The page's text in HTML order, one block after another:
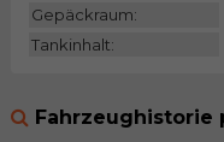
Gepäckraum:
Tankinhalt:
Fahrzeughistorie